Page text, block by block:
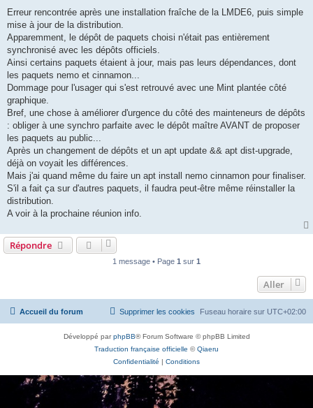
s
a
g
e
Erreur rencontrée après une installation fraîche de la LMDE6, puis simple
mise à jour de la distribution.
Apparemment, le dépôt de paquets choisi n'était pas entièrement
synchronisé avec les dépôts officiels.
Ainsi certains paquets étaient à jour, mais pas leurs dépendances, dont
les paquets nemo et cinnamon...
Dommage pour l'usager qui s'est retrouvé avec une Mint plantée côté
graphique.
Bref, une chose à améliorer d'urgence du côté des mainteneurs de dépôts
: obliger à une synchro parfaite avec le dépôt maître AVANT de proposer
les paquets au public...
Après un changement de dépôts et un apt update && apt dist-upgrade,
déjà on voyait les différences.
Mais j'ai quand même du faire un apt install nemo cinnamon pour finaliser.
S'il a fait ça sur d'autres paquets, il faudra peut-être même réinstaller la
distribution.
A voir à la prochaine réunion info.
Répondre
1 message • Page 1 sur 1
Aller
Accueil du forum Fuseau horaire sur UTC+02:00
Supprimer les cookies
Développé parphpBB® Forum Software © phpBB Limited
Traduction française officielle ©Qiaeru
Confidentialité | Conditions